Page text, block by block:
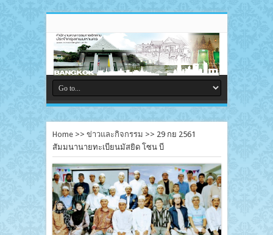
Home>> ข่าวและกิจกรรม >> 29 กย 2561
สัมมนานายทะเบียนมัสยิด โซน บี